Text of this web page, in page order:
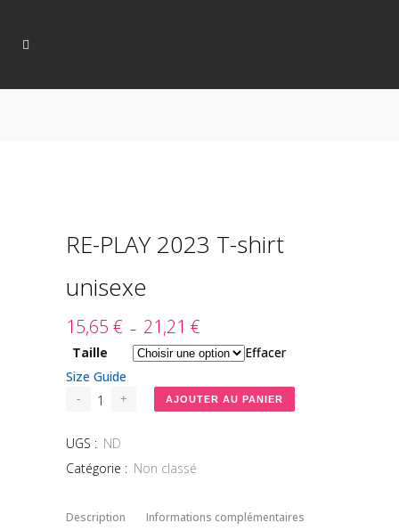
RE-PLAY 2023 T-shirt
unisexe
15,65 € – 21,21 €
de
prix :
15,65 €
à
Taille
Effacer
Size Guide
AJOUTER AU PANIER
UGS : ND
Catégorie : Non classé
Description Informations complémentaires